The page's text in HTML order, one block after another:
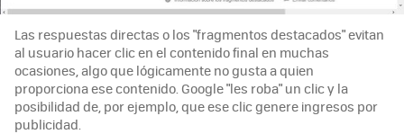
Las respuestas directas o los "fragmentos destacados" evitan
al usuario hacer clic en el contenido final en muchas
ocasiones, algo que lógicamente no gusta a quien
proporciona ese contenido. Google "les roba" un clic y la
posibilidad de, por ejemplo, que ese clic genere ingresos por
publicidad.